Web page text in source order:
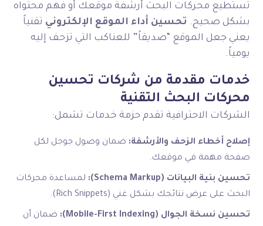
تستطيع محركات البحث أرشفة موقعك أو فهم محتواه
بشكل صحيح. تحسين أداء الموقع الإلكتروني تقنياً
يعني جعل الموقع “صديقاً” للعناكب التي تزحف إليه
يومياً.
خدمات مقدمة من شركات تحسين
محركات البحث التقنية
الشركات الاحترافية تقدم حزمة خدمات تشمل:
إصلاح أخطاء الزحف والأرشفة: ضمان وصول جوجل لكل
صفحة مهمة في موقعك.
تحسين بنية البيانات (Schema Markup):
لمساعدة محركات
البحث على عرض نتائجك بشكل غني (Rich Snippets).
تحسين نسخة الجوال (Mobile-First Indexing):
ضمان أن